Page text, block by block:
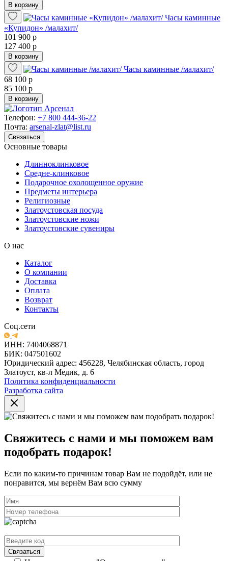
В корзину
Часы каминные
«Купидон» /малахит/
101 900 р
127 400 р
В корзину
Часы каминные /малахит/
68 100 р
85 100 р
В корзину
Телефон: +7 800 444-36-22
Почта: arsenal-zlat@list.ru
Связаться
Основные товары
Длинноклинковое
Средне-клинковое
Подарочное охолощенное оружие
Предметы интерьера
Религиозные
Златоустовская посуда
Златоустовские ножи
Златоустовские сувениры
О нас
Каталог
О компании
Доставка
Оплата
Возврат
Контакты
Соц.сети
ИНН: 7404068871
БИК: 047501602
Юридический адрес: 456228, Челябинская область, город
Златоуст, кв-л Медик, д. 6
Политика конфиденциальности
Разработка сайта
Свяжитесь с нами и мы поможем вам
подобрать подарок!
Если по каким-то причинам товар Вам не подойдёт, или не
понравится, мы вернём Вам всю сумму